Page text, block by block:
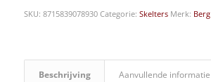
SKU: 8715839078930 Categorie: Skelters Merk: Berg
Beschrijving Aanvullende informatie